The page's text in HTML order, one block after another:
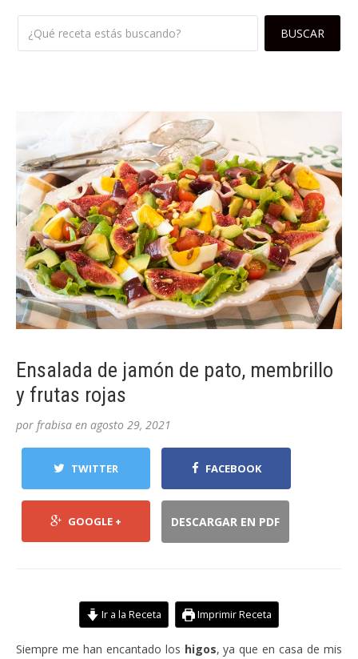
Ensalada de jamón de pato, membrillo
y frutas rojas
por frabisa en agosto 29, 2021
TWITTER FACEBOOK
GOOGLE + DESCARGAR EN PDF
Ir a la Receta Imprimir Receta
Siempre me han encantado los higos, ya que en casa de mis